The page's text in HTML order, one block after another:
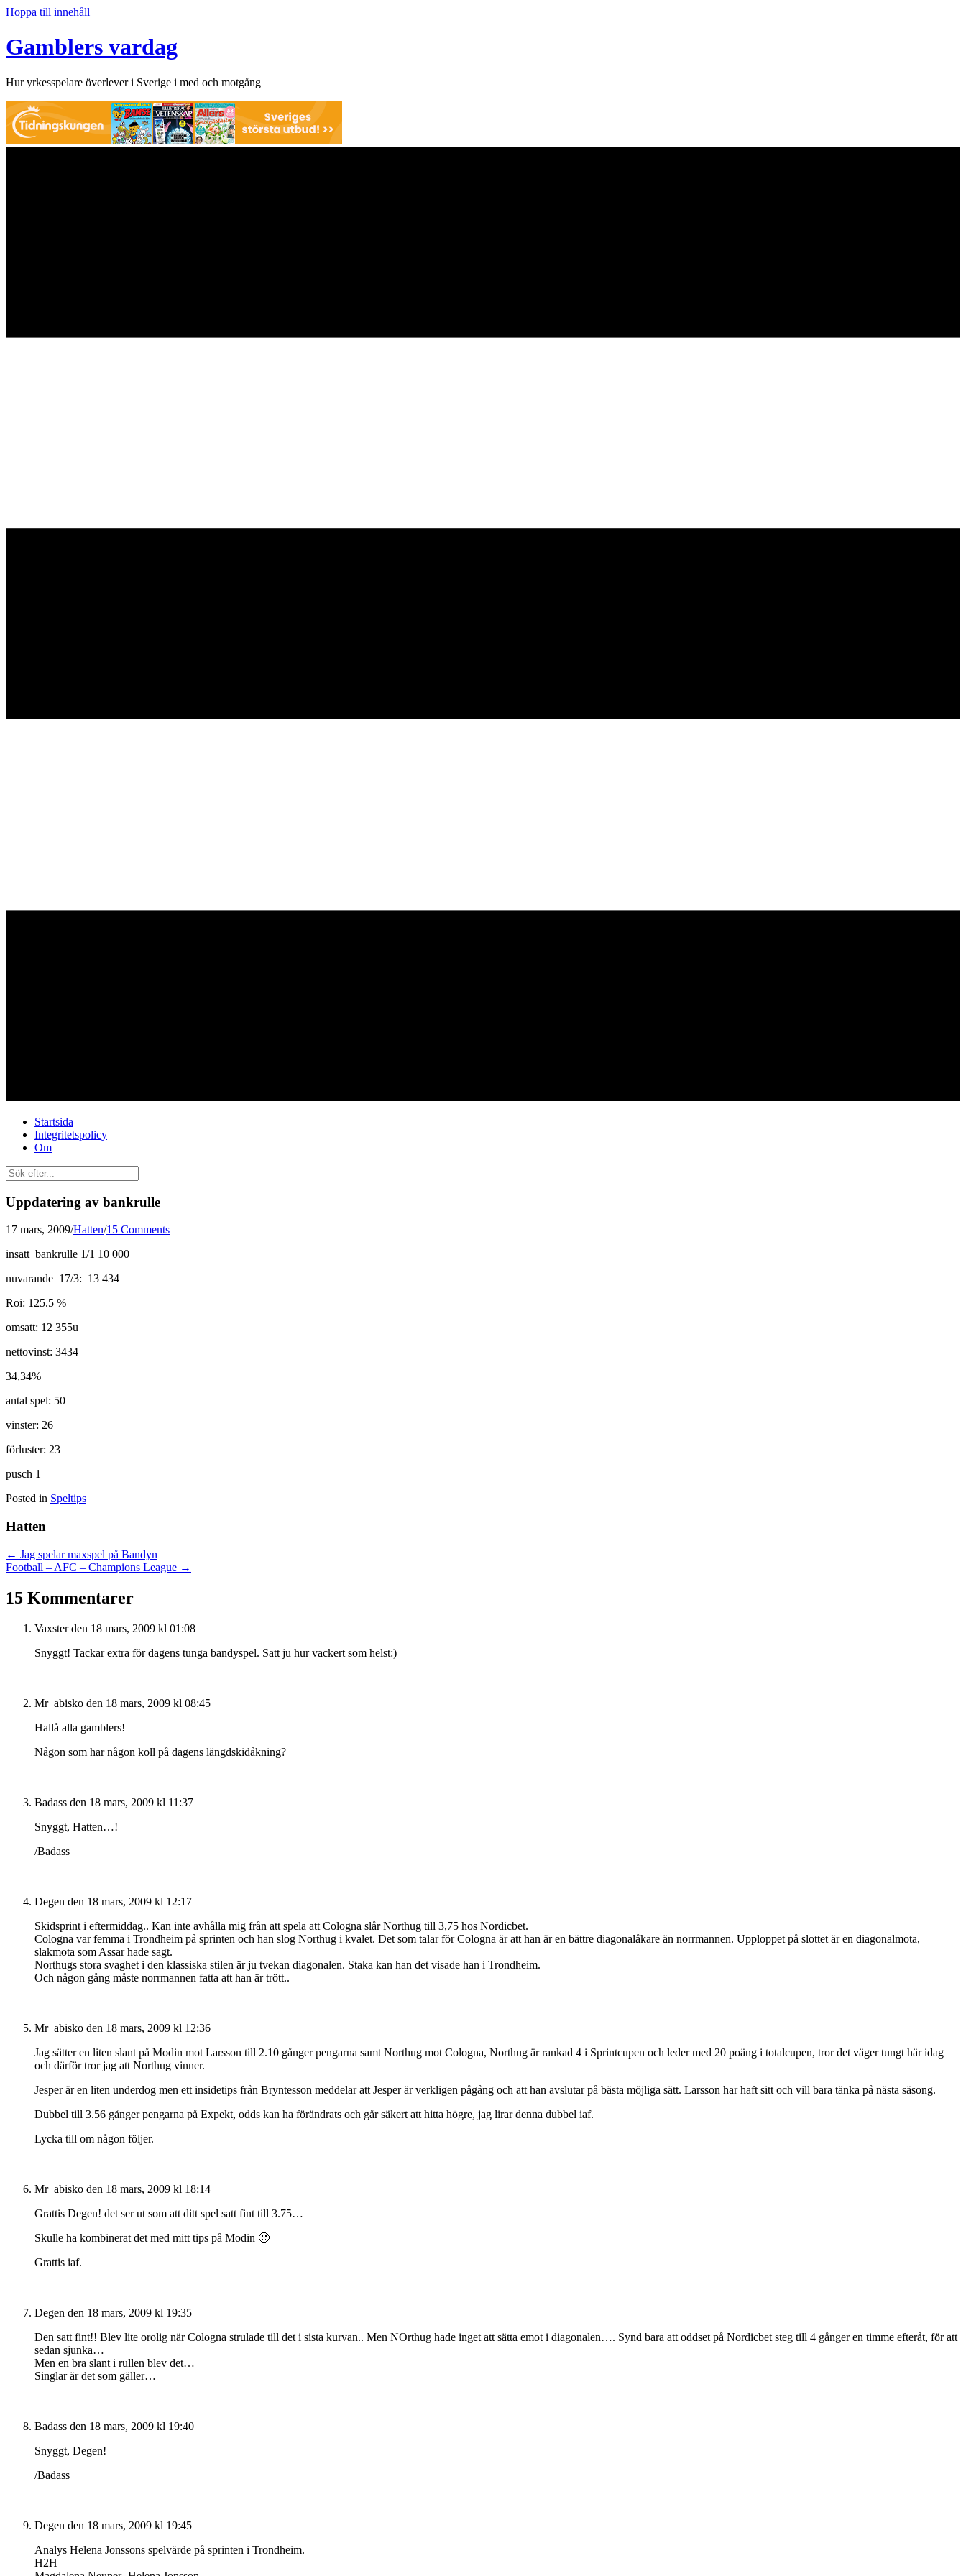
Hoppa till innehåll
Gamblers vardag
Hur yrkesspelare överlever i Sverige i med och motgång
Startsida
Integritetspolicy
Om
Uppdatering av bankrulle
17 mars, 2009/Hatten/15 Comments
insatt bankrulle 1/1 10 000
nuvarande 17/3: 13 434
Roi: 125.5 %
omsatt: 12 355u
nettovinst: 3434
34,34%
antal spel: 50
vinster: 26
förluster: 23
pusch 1
Posted in Speltips
Hatten
Posts
navigation
← Jag spelar maxspel på Bandyn
Football – AFC – Champions League →
15 Kommentarer
Vaxster den 18 mars, 2009 kl 01:08
Snyggt! Tackar extra för dagens tunga bandyspel. Satt ju hur vackert som helst:)
Mr_abisko den 18 mars, 2009 kl 08:45
Hallå alla gamblers!
Någon som har någon koll på dagens längdskidåkning?
Badass den 18 mars, 2009 kl 11:37
Snyggt, Hatten…!
/Badass
Degen den 18 mars, 2009 kl 12:17
Skidsprint i eftermiddag.. Kan inte avhålla mig från att spela att Cologna slår Northug till 3,75 hos Nordicbet.
Cologna var femma i Trondheim på sprinten och han slog Northug i kvalet. Det som talar för Cologna är att han är en bättre diagonalåkare än norrmannen. Upploppet på slottet är en diagonalmota,
slakmota som Assar hade sagt.
Northugs stora svaghet i den klassiska stilen är ju tvekan diagonalen. Staka kan han det visade han i Trondheim.
Och någon gång måste norrmannen fatta att han är trött..
Mr_abisko den 18 mars, 2009 kl 12:36
Jag sätter en liten slant på Modin mot Larsson till 2.10 gånger pengarna samt Northug mot Cologna, Northug är rankad 4 i Sprintcupen och leder med 20 poäng i totalcupen, tror det väger tungt här idag
och därför tror jag att Northug vinner.
Jesper är en liten underdog men ett insidetips från Bryntesson meddelar att Jesper är verkligen pågång och att han avslutar på bästa möjliga sätt. Larsson har haft sitt och vill bara tänka på nästa säsong.
Dubbel till 3.56 gånger pengarna på Expekt, odds kan ha förändrats och går säkert att hitta högre, jag lirar denna dubbel iaf.
Lycka till om någon följer.
Mr_abisko den 18 mars, 2009 kl 18:14
Grattis Degen! det ser ut som att ditt spel satt fint till 3.75…
Skulle ha kombinerat det med mitt tips på Modin 🙂
Grattis iaf.
Degen den 18 mars, 2009 kl 19:35
Den satt fint!! Blev lite orolig när Cologna strulade till det i sista kurvan.. Men NOrthug hade inget att sätta emot i diagonalen…. Synd bara att oddset på Nordicbet steg till 4 gånger en timme efteråt, för att
sedan sjunka…
Men en bra slant i rullen blev det…
Singlar är det som gäller…
Badass den 18 mars, 2009 kl 19:40
Snyggt, Degen!
/Badass
Degen den 18 mars, 2009 kl 19:45
Analys Helena Jonssons spelvärde på sprinten i Trondheim.
H2H